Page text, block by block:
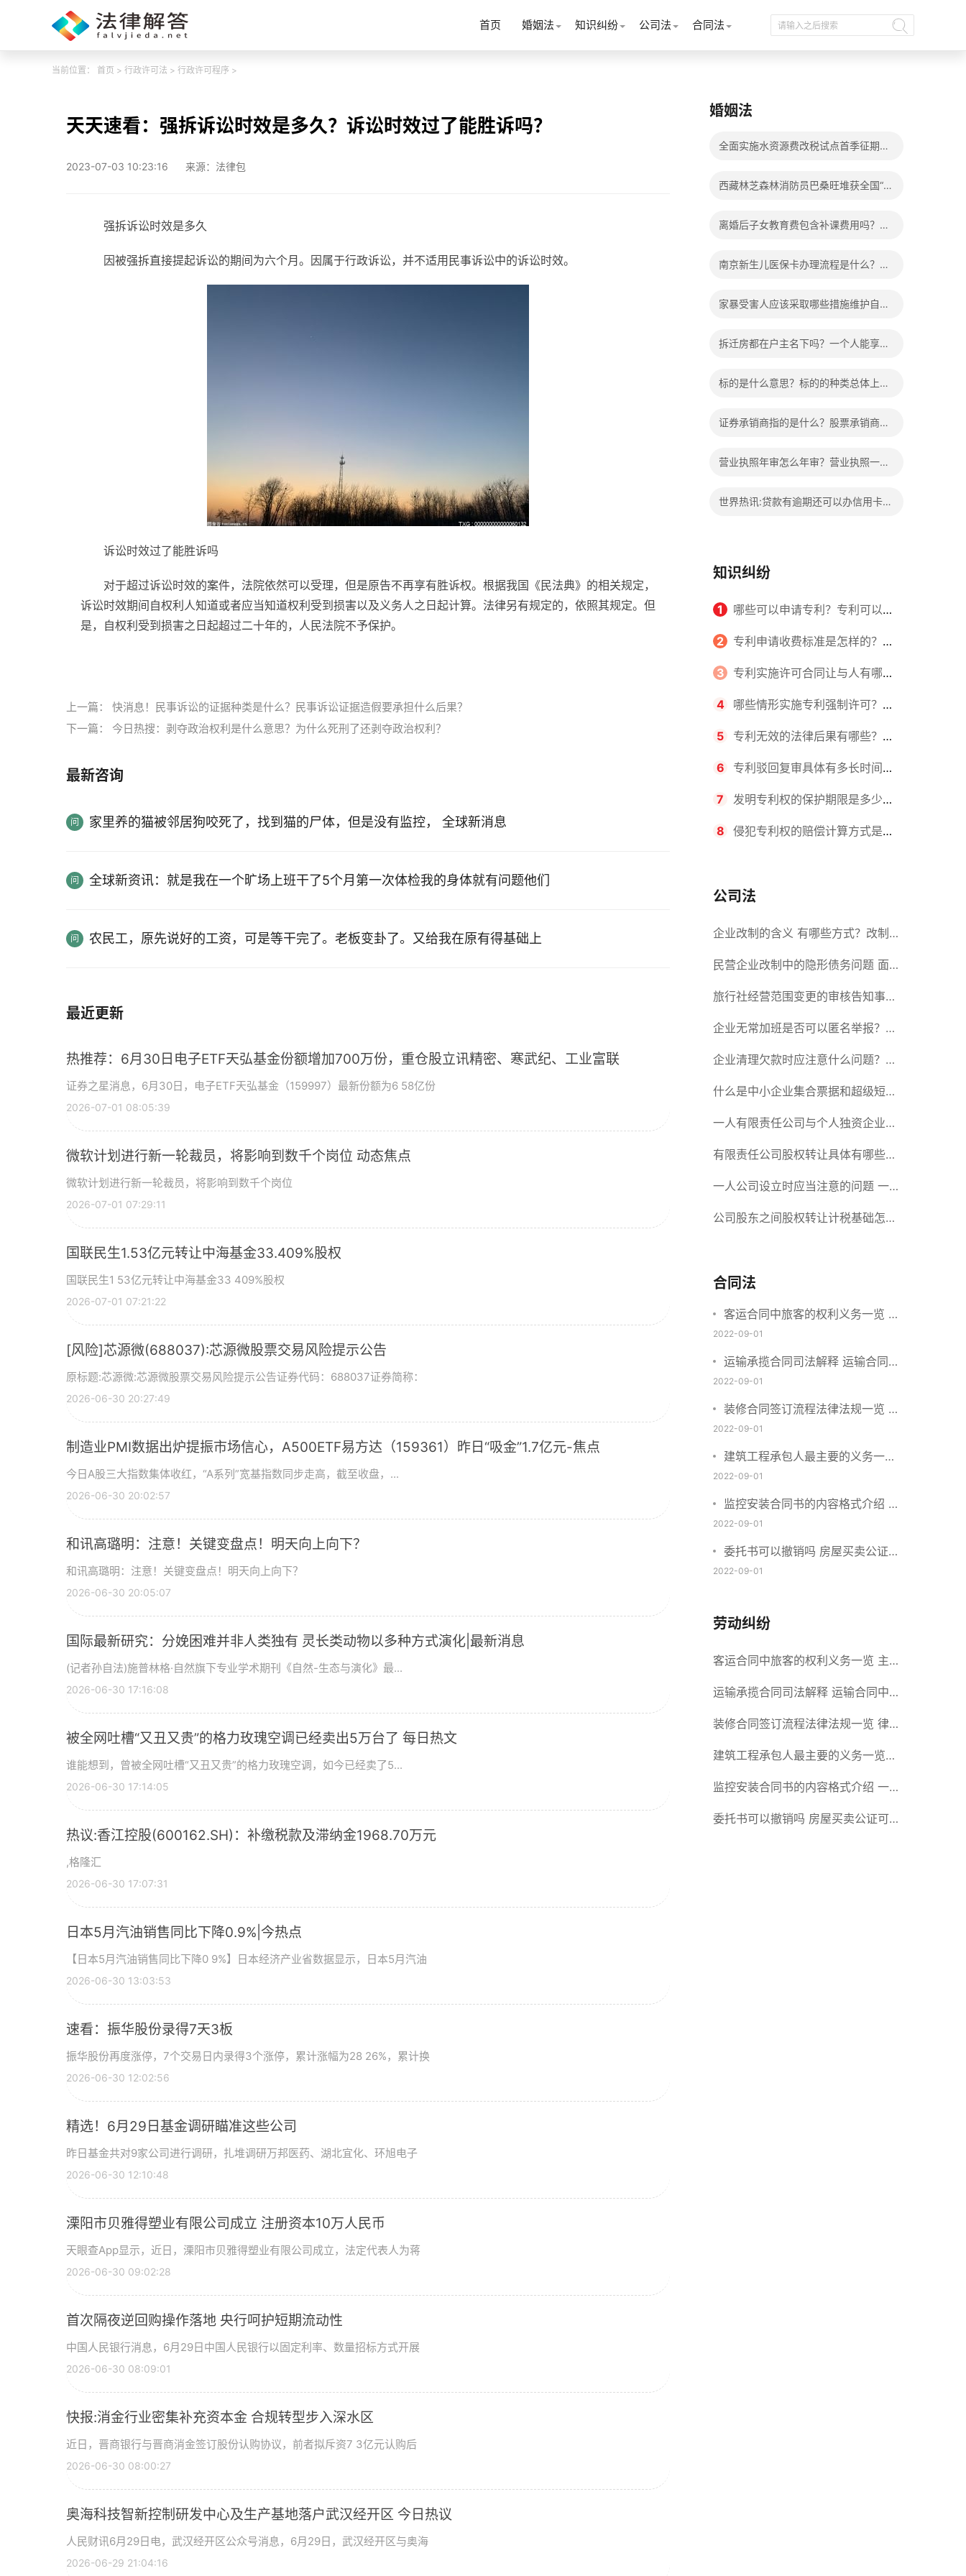
首页 婚姻法 知识纠纷 公司法 合同法
当前位置： 首页 > 行政许可法 > 行政许可程序 >
天天速看：强拆诉讼时效是多久？诉讼时效过了能胜诉吗？
2023-07-03 10:23:16 来源：法律包
强拆诉讼时效是多久
因被强拆直接提起诉讼的期间为六个月。因属于行政诉讼，并不适用民事诉讼中的诉讼时效。
诉讼时效过了能胜诉吗
对于超过诉讼时效的案件，法院依然可以受理，但是原告不再享有胜诉权。根据我国《民法典》的相关规定，
诉讼时效期间自权利人知道或者应当知道权利受到损害以及义务人之日起计算。法律另有规定的，依照其规定。但
是，自权利受到损害之日起超过二十年的，人民法院不予保护。
上一篇： 快消息！民事诉讼的证据种类是什么？民事诉讼证据造假要承担什么后果？
下一篇： 今日热搜：剥夺政治权利是什么意思？为什么死刑了还剥夺政治权利？
最新咨询
家里养的猫被邻居狗咬死了，找到猫的尸体，但是没有监控， 全球新消息
全球新资讯：就是我在一个旷场上班干了5个月第一次体检我的身体就有问题他们
农民工，原先说好的工资，可是等干完了。老板变卦了。又给我在原有得基础上
最近更新
热推荐：6月30日电子ETF天弘基金份额增加700万份，重仓股立讯精密、寒武纪、工业富联
证券之星消息，6月30日，电子ETF天弘基金（159997）最新份额为6 58亿份
2026-07-01 08:05:39
微软计划进行新一轮裁员，将影响到数千个岗位 动态焦点
微软计划进行新一轮裁员，将影响到数千个岗位
2026-07-01 07:29:11
国联民生1.53亿元转让中海基金33.409%股权
国联民生1 53亿元转让中海基金33 409%股权
2026-07-01 07:21:22
[风险]芯源微(688037):芯源微股票交易风险提示公告
原标题:芯源微:芯源微股票交易风险提示公告证券代码：688037证券简称：
2026-06-30 20:27:49
制造业PMI数据出炉提振市场信心，A500ETF易方达（159361）昨日“吸金”1.7亿元-焦点
今日A股三大指数集体收红，“A系列”宽基指数同步走高，截至收盘，...
2026-06-30 20:02:57
和讯高璐明：注意！关键变盘点！明天向上向下？
和讯高璐明：注意！关键变盘点！明天向上向下？
2026-06-30 20:05:07
国际最新研究：分娩困难并非人类独有 灵长类动物以多种方式演化|最新消息
(记者孙自法)施普林格·自然旗下专业学术期刊《自然-生态与演化》最...
2026-06-30 17:16:08
被全网吐槽“又丑又贵”的格力玫瑰空调已经卖出5万台了 每日热文
谁能想到，曾被全网吐槽“又丑又贵”的格力玫瑰空调，如今已经卖了5...
2026-06-30 17:14:05
热议:香江控股(600162.SH)：补缴税款及滞纳金1968.70万元
,格隆汇
2026-06-30 17:07:31
日本5月汽油销售同比下降0.9%|今热点
【日本5月汽油销售同比下降0 9%】日本经济产业省数据显示，日本5月汽油
2026-06-30 13:03:53
速看：振华股份录得7天3板
振华股份再度涨停，7个交易日内录得3个涨停，累计涨幅为28 26%，累计换
2026-06-30 12:02:56
精选！6月29日基金调研瞄准这些公司
昨日基金共对9家公司进行调研，扎堆调研万邦医药、湖北宜化、环旭电子
2026-06-30 12:10:48
溧阳市贝雅得塑业有限公司成立 注册资本10万人民币
天眼查App显示，近日，溧阳市贝雅得塑业有限公司成立，法定代表人为蒋
2026-06-30 09:02:28
首次隔夜逆回购操作落地 央行呵护短期流动性
中国人民银行消息，6月29日中国人民银行以固定利率、数量招标方式开展
2026-06-30 08:09:01
快报:消金行业密集补充资本金 合规转型步入深水区
近日，晋商银行与晋商消金签订股份认购协议，前者拟斥资7 3亿元认购后
2026-06-30 08:00:27
奥海科技智新控制研发中心及生产基地落户武汉经开区 今日热议
人民财讯6月29日电，武汉经开区公众号消息，6月29日，武汉经开区与奥海
2026-06-29 21:04:16
婚姻法
全面实施水资源费改税试点首季征期整
西藏林芝森林消防员巴桑旺堆获全国“火
离婚后子女教育费包含补课费用吗？离
南京新生儿医保卡办理流程是什么？办
家暴受害人应该采取哪些措施维护自己
拆迁房都在户主名下吗？一个人能享受
标的是什么意思？标的的种类总体上包
证券承销商指的是什么？股票承销商职
营业执照年审怎么年审？营业执照一般
世界热讯:贷款有逾期还可以办信用卡
知识纠纷
1 哪些可以申请专利？专利可以同
时多个人一起申请吗？
2 专利申请收费标准是怎样的？申
请不同类型的专利所需要的钱不同
3 专利实施许可合同让与人有哪些
主要义务？专利实施许可合同与专利
许可合同有什么区别？
4 哪些情形实施专利强制许可？专
利强制许可的前提条件是什么？
5 专利无效的法律后果有哪些？专
利的无效情形有哪些？
6 专利驳回复审具体有多长时间？
哪些情况下专利申请可能被驳回？
7 发明专利权的保护期限是多少
年？非专利发明人是否有专利申请
8 侵犯专利权的赔偿计算方式是什
间？
公司法
企业改制的含义 有哪些方式？改制
后国企员工属于什么性质？
民营企业改制中的隐形债务问题 面
对隐形债务问题应该如何解决？
旅行社经营范围变更的审核告知事项
旅游业的发展现状和趋势
企业无常加班是否可以匿名举报？强
制加班公司没有加班费怎么办？
企业清理欠款时应注意什么问题？企
业短期借款需要注意哪些事项？
什么是中小企业集合票据和超级短期
融资券？一起来了解一下吧！
一人有限责任公司与个人独资企业的
区别 这些知识你都知道吗？
有限责任公司股权转让具体有哪些形
式？来了解下这五种形式
一人公司设立时应当注意的问题 一
人公司的特征
公司股东之间股权转让计税基础怎么
合什么要件？
合同法
客运合同中旅客的权利义务一览 主
要包括这些内容
2022-09-01
运输承揽合同司法解释 运输合同中
承运人的义务有哪些
2022-09-01
装修合同签订流程法律法规一览 律
师解答
2022-09-01
建筑工程承包人最主要的义务一览
承包合同内容介绍
2022-09-01
监控安装合同书的内容格式介绍 一
般包括这些条款
2022-09-01
委托书可以撤销吗 房屋买卖公证可
否撤销
2022-09-01
劳动纠纷
客运合同中旅客的权利义务一览 主
要包括这些内容
运输承揽合同司法解释 运输合同中
承运人的义务有哪些
装修合同签订流程法律法规一览 律
师解答
建筑工程承包人最主要的义务一览
承包合同内容介绍
监控安装合同书的内容格式介绍 一
般包括这些条款
委托书可以撤销吗 房屋买卖公证可